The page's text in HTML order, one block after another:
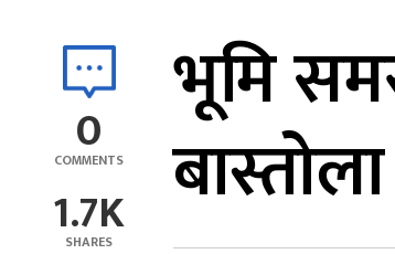
0
COMMENTS
1.7K
SHARES
भूमि
बास्तोला